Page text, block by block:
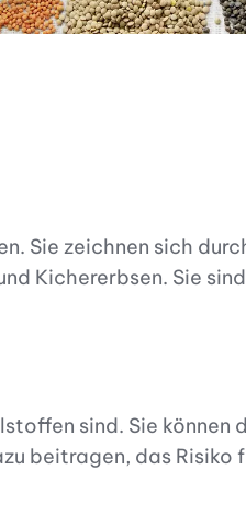
Sie zeichnen sich
Kichererbsen. Sie
sind. Sie können
beitragen, das